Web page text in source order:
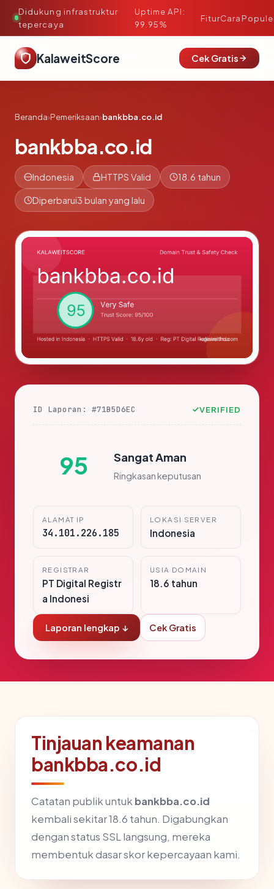
Didukung infrastruktur
tepercaya
·
Uptime API:
99.95%
FiturCara
KalaweitScore Cek Gratis
Beranda›Pemeriksaan›bankbba.co.id
bankbba.co.id
Indonesia HTTPS Valid 18.6 tahun
Diperbarui3 bulan yang lalu
ID Laporan: #71B5D6EC VERIFIED
95 Sangat Aman
Ringkasan keputusan
ALAMAT IP
34.101.226.185
LOKASI SERVER
Indonesia
REGISTRAR
PT Digital Registr
a Indonesi
USIA DOMAIN
18.6 tahun
Laporan lengkap ↓ Cek Gratis
Tinjauan keamanan
bankbba.co.id
Catatan publik untukbankbba.co.id
kembali sekitar 18.6 tahun. Digabungkan
dengan status SSL langsung, mereka
membentuk dasar skor kepercayaan kami.